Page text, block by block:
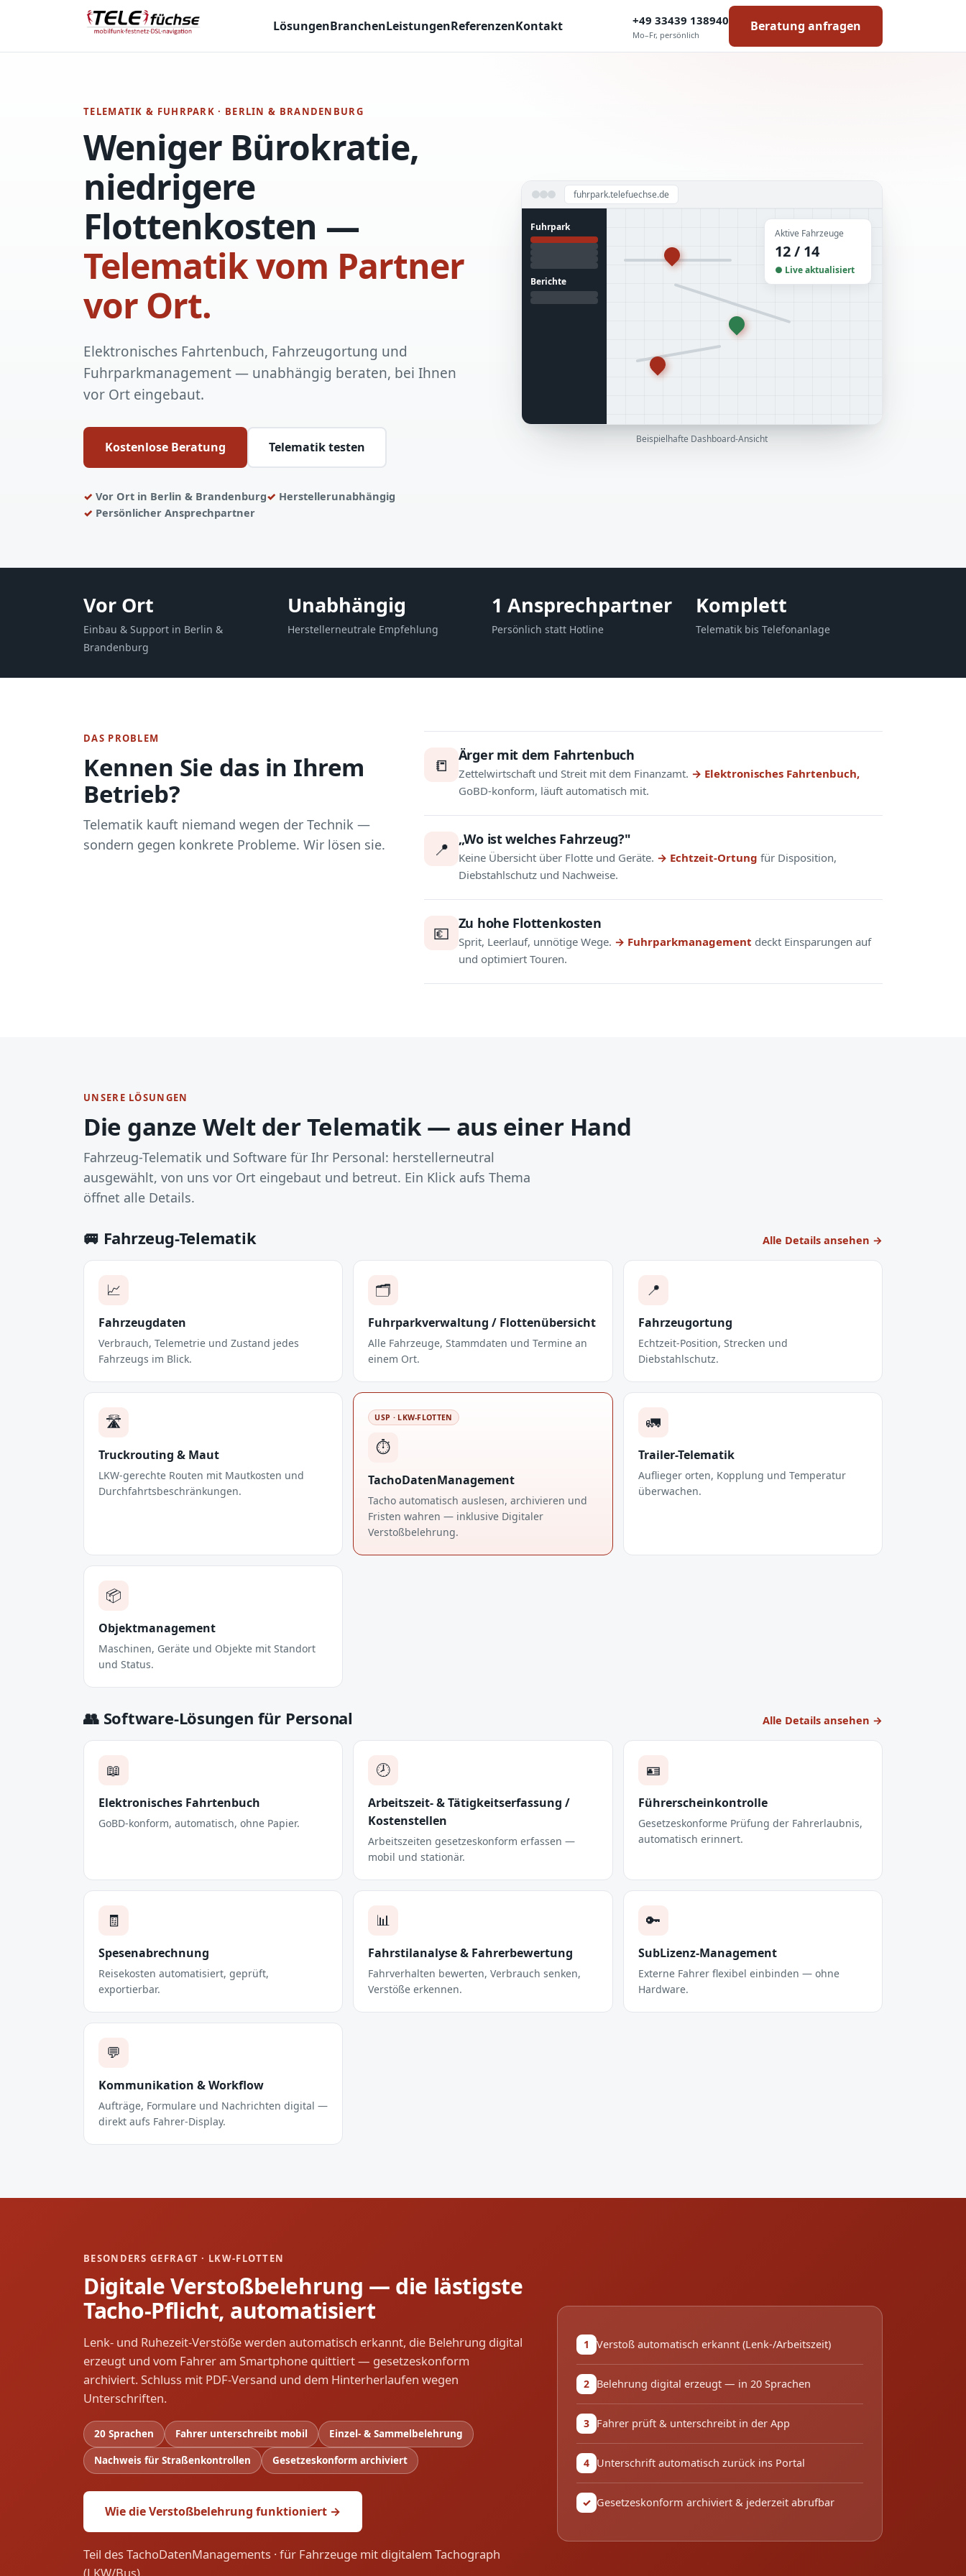
LösungenBranchenLeistungenReferenzenKontakt +49 33439 138940
Mo–Fr, persönlich
Beratung anfragen
TELEMATIK & FUHRPARK · BERLIN & BRANDENBURG
Weniger Bürokratie,
niedrigere
Flottenkosten —
Telematik vom Partner
vor Ort.
Elektronisches Fahrtenbuch, Fahrzeugortung und
Fuhrparkmanagement — unabhängig beraten, bei Ihnen
vor Ort eingebaut.
Kostenlose Beratung Telematik testen
Vor Ort in Berlin & Brandenburg
Herstellerunabhängig
Persönlicher Ansprechpartner
fuhrpark.telefuechse.de
Fuhrpark
Berichte
Aktive Fahrzeuge
12 / 14
● Live aktualisiert
Beispielhafte Dashboard-Ansicht
Vor Ort
Einbau & Support in Berlin &
Brandenburg
Unabhängig
Herstellerneutrale Empfehlung
1 Ansprechpartner
Persönlich statt Hotline
Komplett
Telematik bis Telefonanlage
DAS PROBLEM
Kennen Sie das in Ihrem
Betrieb?
Telematik kauft niemand wegen der Technik —
sondern gegen konkrete Probleme. Wir lösen sie.
📒 Ärger mit dem Fahrtenbuch
Zettelwirtschaft und Streit mit dem Finanzamt. → Elektronisches Fahrtenbuch,
GoBD-konform, läuft automatisch mit.
📍 „Wo ist welches Fahrzeug?"
Keine Übersicht über Flotte und Geräte. → Echtzeit-Ortung für Disposition,
Diebstahlschutz und Nachweise.
💶 Zu hohe Flottenkosten
Sprit, Leerlauf, unnötige Wege. → Fuhrparkmanagement deckt Einsparungen auf
und optimiert Touren.
UNSERE LÖSUNGEN
Die ganze Welt der Telematik — aus einer Hand
Fahrzeug-Telematik und Software für Ihr Personal: herstellerneutral
ausgewählt, von uns vor Ort eingebaut und betreut. Ein Klick aufs Thema
öffnet alle Details.
🚐 Fahrzeug-Telematik Alle Details ansehen →
📈
Fahrzeugdaten
Verbrauch, Telemetrie und Zustand jedes
Fahrzeugs im Blick.
🗂️
Fuhrparkverwaltung / Flottenübersicht
Alle Fahrzeuge, Stammdaten und Termine an
einem Ort.
📍
Fahrzeugortung
Echtzeit-Position, Strecken und
Diebstahlschutz.
🛣️
Truckrouting & Maut
LKW-gerechte Routen mit Mautkosten und
Durchfahrtsbeschränkungen.
USP · LKW-FLOTTEN
⏱️
TachoDatenManagement
Tacho automatisch auslesen, archivieren und
Fristen wahren — inklusive Digitaler
Verstoßbelehrung.
🚛
Trailer-Telematik
Auflieger orten, Kopplung und Temperatur
überwachen.
📦
Objektmanagement
Maschinen, Geräte und Objekte mit Standort
und Status.
👥 Software-Lösungen für Personal Alle Details ansehen →
📖
Elektronisches Fahrtenbuch
GoBD-konform, automatisch, ohne Papier.
🕗
Arbeitszeit- & Tätigkeitserfassung /
Kostenstellen
Arbeitszeiten gesetzeskonform erfassen —
mobil und stationär.
🪪
Führerscheinkontrolle
Gesetzeskonforme Prüfung der Fahrerlaubnis,
automatisch erinnert.
🧾
Spesenabrechnung
Reisekosten automatisiert, geprüft,
exportierbar.
📊
Fahrstilanalyse & Fahrerbewertung
Fahrverhalten bewerten, Verbrauch senken,
Verstöße erkennen.
🔑
SubLizenz-Management
Externe Fahrer flexibel einbinden — ohne
Hardware.
💬
Kommunikation & Workflow
Aufträge, Formulare und Nachrichten digital —
direkt aufs Fahrer-Display.
BESONDERS GEFRAGT · LKW-FLOTTEN
Digitale Verstoßbelehrung — die lästigste
Tacho-Pflicht, automatisiert
Lenk- und Ruhezeit-Verstöße werden automatisch erkannt, die Belehrung digital
erzeugt und vom Fahrer am Smartphone quittiert — gesetzeskonform
archiviert. Schluss mit PDF-Versand und dem Hinterherlaufen wegen
Unterschriften.
20 Sprachen Fahrer unterschreibt mobil Einzel- & Sammelbelehrung
Nachweis für Straßenkontrollen Gesetzeskonform archiviert
Wie die Verstoßbelehrung funktioniert →
Teil des TachoDatenManagements · für Fahrzeuge mit digitalem Tachograph
1 Verstoß automatisch erkannt (Lenk-/Arbeitszeit)
2 Belehrung digital erzeugt — in 20 Sprachen
3 Fahrer prüft & unterschreibt in der App
4 Unterschrift automatisch zurück ins Portal
✓ Gesetzeskonform archiviert & jederzeit abrufbar